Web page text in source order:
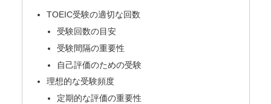
TOEIC受験の適切な回数
受験回数の目安
受験間隔の重要性
自己評価のための受験
理想的な受験頻度
定期的な評価の重要性